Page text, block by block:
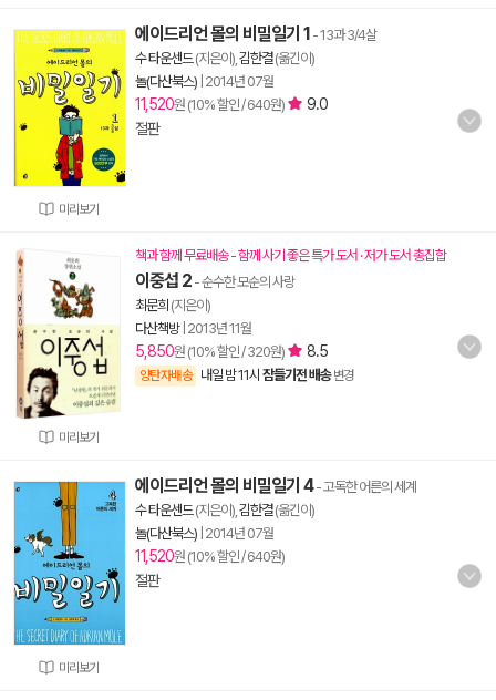
미리보기
에이드리언 몰의 비밀일기 1 - 13과 3/4살
수 타운센드(지은이), 김한결(옮긴이)
놀(다산북스) 2014년 07월
11,520원 (10% 할인 / 640원)
9.0
절판
미리보기
책과 함께 무료배송 - 함께 사기 좋은 특가 도서 · 저가 도서 총집합
이중섭 2 - 순수한 모순의 사랑
최문희 (지은이)
다산책방| 2013년 11월
5,850원 (10% 할인 / 320원) 8.5
양탄자배송 내일 밤 11시 잠들기전 배송 변경
미리보기
에이드리언 몰의 비밀일기 4- 고독한 어른의 세계
수 타운센드(지은이), 김한결(옮긴이)
놀(다산북스) 2014년 07월
11,520원 (10% 할인 / 640원)
절판